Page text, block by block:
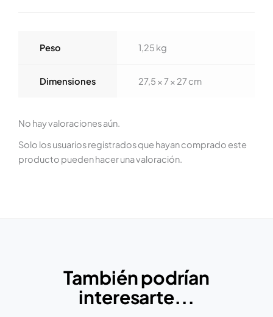
Peso 1,25 kg
Dimensiones 27,5 × 7 × 27 cm
No hay valoraciones aún.
Solo los usuarios registrados que hayan comprado este
producto pueden hacer una valoración.
También podrían
interesarte...